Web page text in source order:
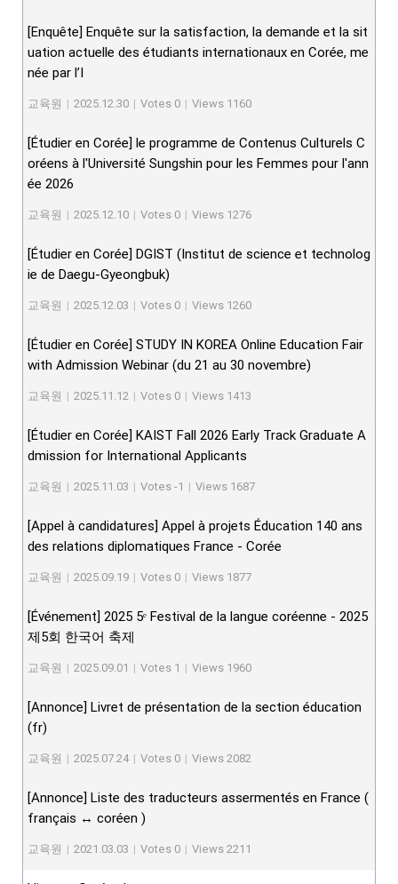
[Enquête] Enquête sur la satisfaction, la demande et la sit
uation actuelle des étudiants internationaux en Corée, me
née par l’I
교육원 | 2025.12.30 | Votes 0 | Views 1160
[Étudier en Corée] le programme de Contenus Culturels C
oréens à l'Université Sungshin pour les Femmes pour l'ann
ée 2026
교육원 | 2025.12.10 | Votes 0 | Views 1276
[Étudier en Corée] DGIST (Institut de science et technolog
ie de Daegu-Gyeongbuk)
교육원 | 2025.12.03 | Votes 0 | Views 1260
[Étudier en Corée] STUDY IN KOREA Online Education Fair
with Admission Webinar (du 21 au 30 novembre)
교육원 | 2025.11.12 | Votes 0 | Views 1413
[Étudier en Corée] KAIST Fall 2026 Early Track Graduate A
dmission for International Applicants
교육원 | 2025.11.03 | Votes -1 | Views 1687
[Appel à candidatures] Appel à projets Éducation 140 ans
des relations diplomatiques France - Corée
교육원 | 2025.09.19 | Votes 0 | Views 1877
[Événement] 2025 5ᵉ Festival de la langue coréenne - 2025
제5회 한국어 축제
교육원 | 2025.09.01 | Votes 1 | Views 1960
[Annonce] Livret de présentation de la section éducation
(fr)
교육원 | 2025.07.24 | Votes 0 | Views 2082
[Annonce] Liste des traducteurs assermentés en France (
français ↔ coréen )
교육원 | 2021.03.03 | Votes 0 | Views 2211